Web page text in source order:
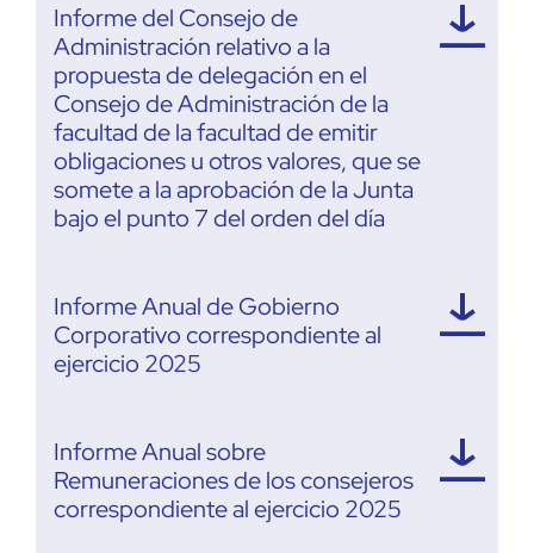
Informe del Consejo de
Administración relativo a la
propuesta de delegación en el
Consejo de Administración de la
facultad de la facultad de emitir
obligaciones u otros valores, que se
somete a la aprobación de la Junta
bajo el punto 7 del orden del día
Informe Anual de Gobierno
Corporativo correspondiente al
ejercicio 2025
Informe Anual sobre
Remuneraciones de los consejeros
correspondiente al ejercicio 2025